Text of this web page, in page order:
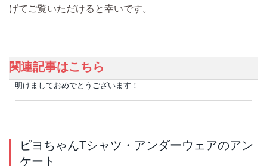
げてご覧いただけると幸いです。
関連記事はこちら
明けましておめでとうございます！
ピヨちゃんTシャツ・アンダーウェアのアン
ケート